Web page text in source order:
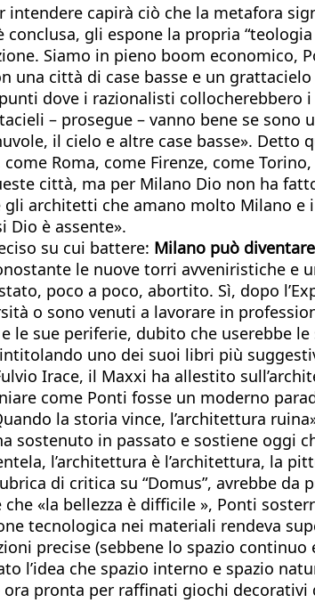
capirà ciò che la metafora
gli espone la propria
Siamo in pieno boom economico,
città di case basse e un
dove i razionalisti collocherebbero
– prosegue – vanno bene se sono
il cielo e altre case basse». Detto
Roma, come Firenze, come
città, ma per Milano Dio non ha
architetti che amano molto Milano
Dio è assente».
su cui battere: Milano può
le nuove torri avveniristiche e
poco a poco, abortito. Sì, dopo
o sono venuti a lavorare in
le sue periferie, dubito che userebbe
uno dei suoi libri più
Irace, il Maxxi ha allestito
come Ponti fosse un moderno
la storia vince, l’architettura
sostenuto in passato e sostiene oggi
l’architettura è l’architettura, la
di critica su “Domus”, avrebbe
«la bellezza è difficile », Ponti
tecnologica nei materiali rendeva
precise (sebbene lo spazio
l’idea che spazio interno e spazio
pronta per raffinati giochi